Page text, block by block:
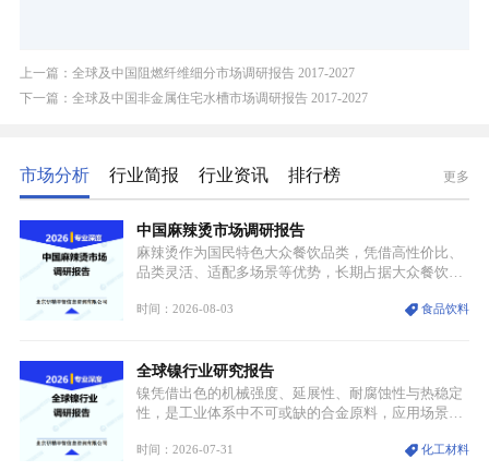
上一篇：全球及中国阻燃纤维细分市场调研报告 2017-2027
下一篇：全球及中国非金属住宅水槽市场调研报告 2017-2027
市场分析 行业简报 行业资讯 排行榜 更多
中国麻辣烫市场调研报告
麻辣烫作为国民特色大众餐饮品类，凭借高性价比、
品类灵活、适配多场景等优势，长期占据大众餐饮重
型，叠加消费需求升级、线上流量变革、新零售业态
特点，在消费、创业、政策、技术多重驱动下，依旧
具备强劲的发展活力。
时间：2026-08-03 食品饮料
全球镍行业研究报告
镍凭借出色的机械强度、延展性、耐腐蚀性与热稳定
性，是工业体系中不可或缺的合金原料，应用场景横
用价值难以被替代。依托理化优势，镍被全球主要经
时间：2026-07-31 化工材料